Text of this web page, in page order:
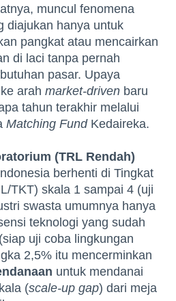
muncul fenomena
diajukan hanya untuk
pangkat atau mencairkan
di laci tanpa pernah
pasar. Upaya
arah market-driven baru
tahun terakhir melalui
Matching FundKedaireka.
(TRL Rendah)
berhenti di Tingkat
TKT) skala 1 sampai 4 (uji
swasta umumnya hanya
teknologi yang sudah
uji coba lingkungan
2,5% itu mencerminkan
untuk mendanai
(scale-up gap) dari meja